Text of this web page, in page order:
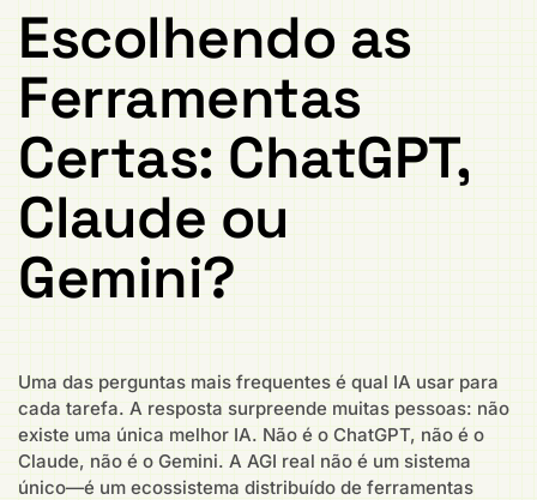
Escolhendo as
Ferramentas
Certas: ChatGPT,
Claude ou
Gemini?
Uma das perguntas mais frequentes é qual IA usar para
cada tarefa. A resposta surpreende muitas pessoas: não
existe uma única melhor IA. Não é o ChatGPT, não é o
Claude, não é o Gemini. A AGI real não é um sistema
único—é um ecossistema distribuído de ferramentas